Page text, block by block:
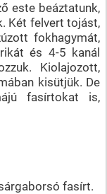
este beáztatunk,
Két felvert tojást,
fokhagymát,
és 4-5 kanál
Kiolajozott,
kisütjük. De
fasírtokat is,
fasírt.